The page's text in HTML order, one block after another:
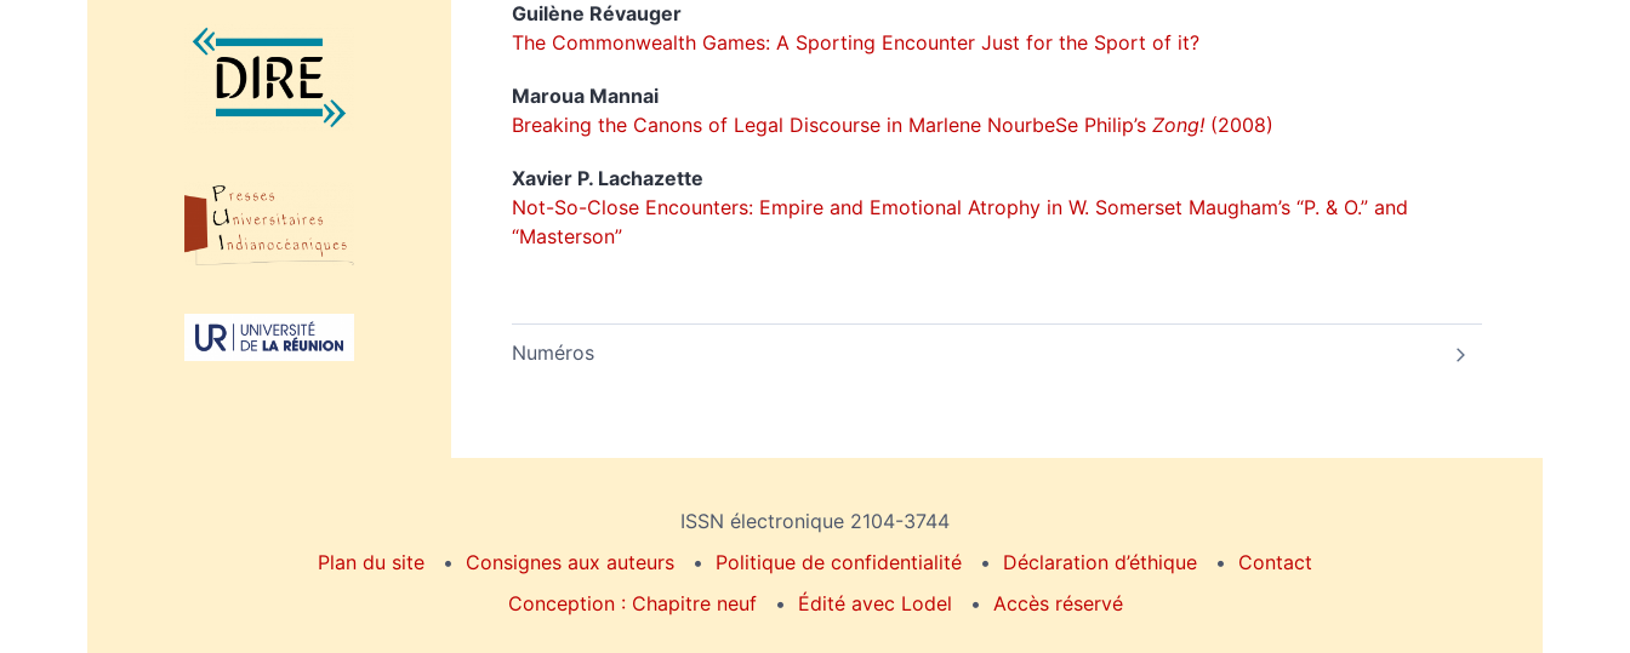
Affiliations/partenaires
Guilène Révauger
The Commonwealth Games: A Sporting Encounter Just for the Sport of it?
Maroua Mannai
Breaking the Canons of Legal Discourse in Marlene NourbeSe Philip’s Zong! (2008)
Xavier P. Lachazette
Not-So-Close Encounters: Empire and Emotional Atrophy in W. Somerset Maugham’s “P. & O.” and
“Masterson”
Numéros
ISSN électronique 2104-3744
Plan du site
Consignes aux auteurs Politique de confidentialité Déclaration d’éthique
Contact
Conception : Chapitre neuf
Édité avec Lodel Accès réservé